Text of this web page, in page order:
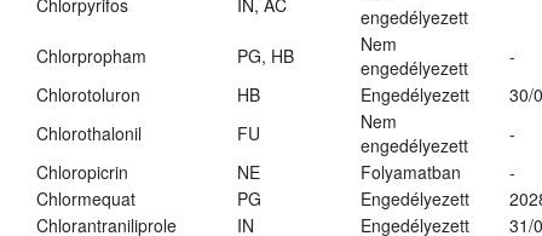
Chlorpyrifos
IN, AC
engedélyezett
Chlorpropham
PG, HB
Nem
engedélyezett
-
Chlorotoluron
HB Engedélyezett
30/
Chlorothalonil
FU
Nem
engedélyezett
-
Chloropicrin
NE Folyamatban
-
Chlormequat
PG Engedélyezett
Chlorantraniliprole
IN Engedélyezett
31/